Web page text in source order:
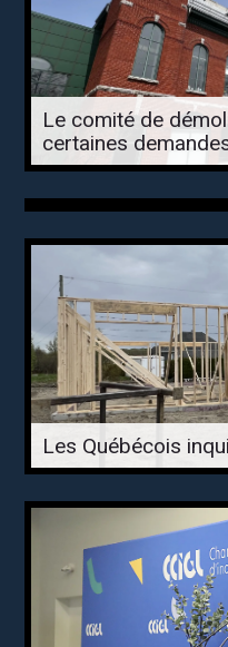
Le comité de
certaines
Les Québécois